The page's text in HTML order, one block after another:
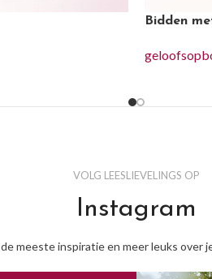
Bidden
VOLG LEESLIEVELINGS OP
Instagram
meeste inspiratie en meer leuks over